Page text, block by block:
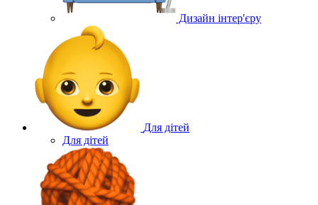
Дизайн інтер'єру
Для дітей
Для дітей